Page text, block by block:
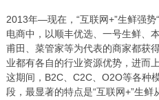
2013年—现在，“互联网+”生鲜强
电商中，以顺丰优选、一号生鲜、
甫田、菜管家等为代表的商家都获
业都有各自的行业资源优势，进而
这期间，B2C、C2C、O2O等各种
段，最显著的特点是“互联网+”生